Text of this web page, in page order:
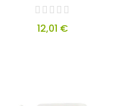
12,01 €